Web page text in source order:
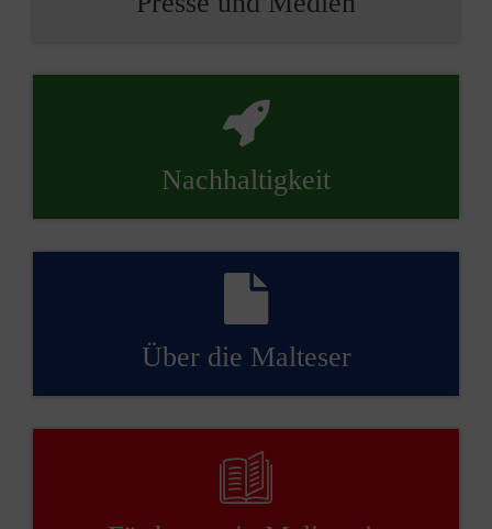
Nachhaltigkeit
Über die Malteser